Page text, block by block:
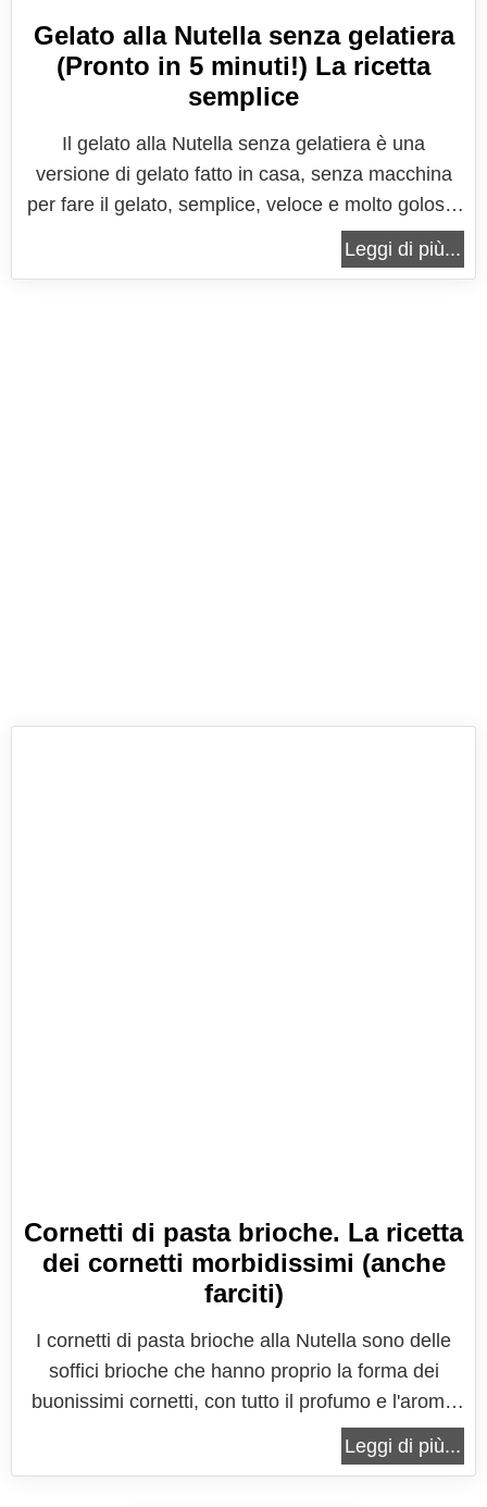
Gelato alla Nutella senza gelatiera
(Pronto in 5 minuti!) La ricetta
semplice
Il gelato alla Nutella senza gelatiera è una
versione di gelato fatto in casa, senza macchina
per fare il gelato, semplice, veloce e molto goloso.
Uno di quei gusti che piace sempre a tutti e non
delude mai! Un gusto di gelato che mixa, grazie
Leggi di più...
Cornetti di pasta brioche. La ricetta
dei cornetti morbidissimi (anche
farciti)
I cornetti di pasta brioche alla Nutella sono delle
soffici brioche che hanno proprio la forma dei
buonissimi cornetti, con tutto il profumo e l'aroma
che si può assaporare come quelli del bar.
Rispetto alle versioni sfogliate, questi cornetti
Leggi di più...